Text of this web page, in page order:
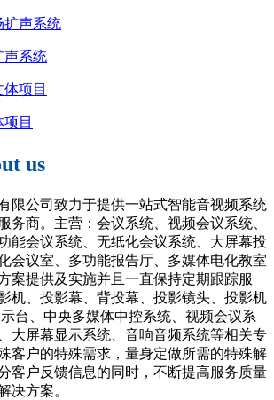
声系统
目
us
限公司致力于提供一站式智能音视频系统
务商。主营：会议系统、视频会议系统、
能会议系统、无纸化会议系统、大屏幕投
会议室、多功能报告厅、多媒体电化教室
案提供及实施并且一直保持定期跟踪服
机、投影幕、背投幕、投影镜头、投影机
台、中央多媒体中控系统、视频会议系
大屏幕显示系统、音响音频系统等相关专
客户的特殊需求，量身定做所需的特殊解
客户反馈信息的同时，不断提高服务质量
决方案。